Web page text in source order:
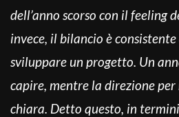
dell’anno scorso con il feeling
invece, il bilancio è
sviluppare un progetto. Un
capire, mentre la direzione
chiara. Detto questo, in